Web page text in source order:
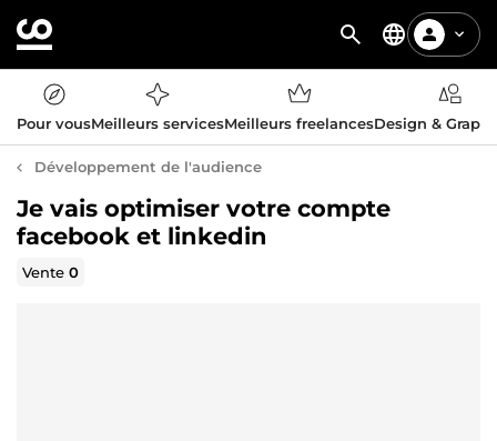
Pour vousMeilleurs servicesMeilleurs freelancesDesign &
Développement de l'audience
Je vais optimiser votre compte
facebook et linkedin
Vente0